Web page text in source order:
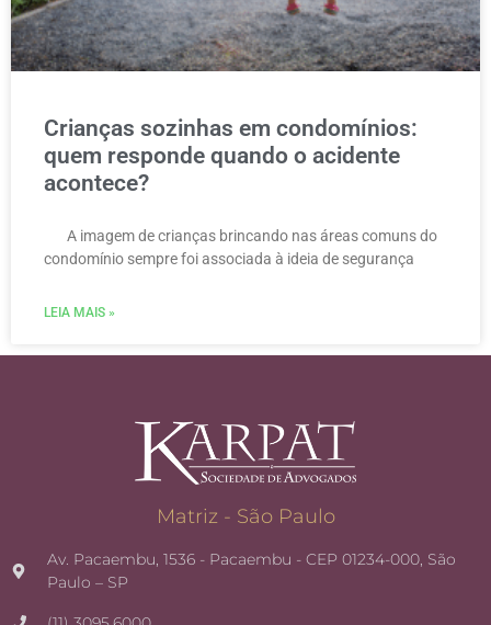
Crianças sozinhas em condomínios:
quem responde quando o acidente
acontece?
A imagem de crianças brincando nas áreas comuns do
condomínio sempre foi associada à ideia de segurança
LEIA MAIS »
Matriz - São Paulo
Av. Pacaembu, 1536 - Pacaembu - CEP 01234-000, São
Paulo – SP